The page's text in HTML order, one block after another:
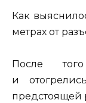
Как
метрах от
После
и
предстоящей